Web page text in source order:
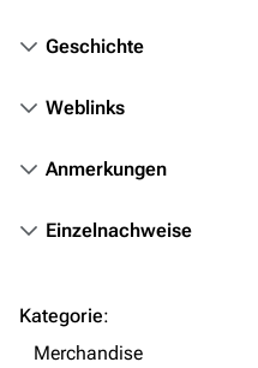
Themengruppen
Geschichte
Weblinks
Anmerkungen
Einzelnachweise
Kategorie:
Merchandise